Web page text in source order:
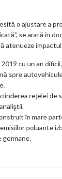
o ajustare a
se arată în
atenueze
cu un an
spre
reţelei de
în mare
poluante
germane.